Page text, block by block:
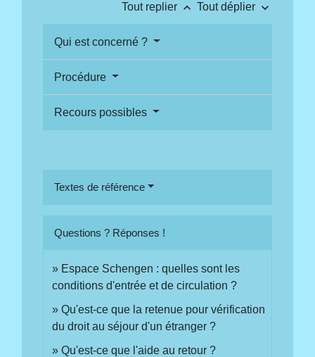
Tout replier keyboard_arrow_up Tout déplier keyboard_arrow_down
Qui est concerné ?
Procédure
Recours possibles
Textes de référence
Questions ? Réponses !
Espace Schengen : quelles sont les
conditions d'entrée et de circulation ?
Qu'est-ce que la retenue pour vérification
du droit au séjour d'un étranger ?
Qu'est-ce que l'aide au retour ?